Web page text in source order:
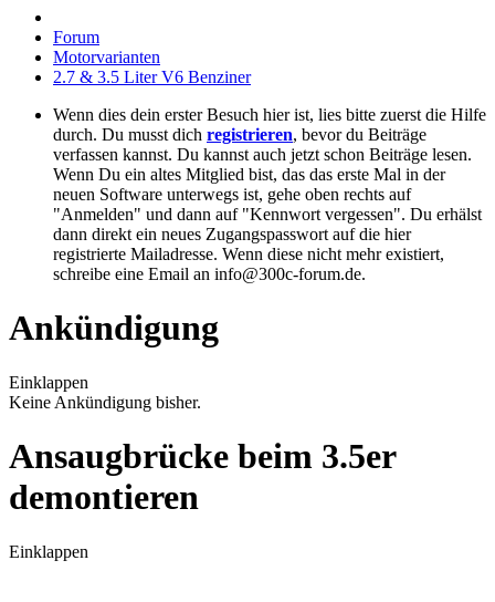
Forum
Motorvarianten
2.7 & 3.5 Liter V6 Benziner
Wenn dies dein erster Besuch hier ist, lies bitte zuerst die Hilfe
durch. Du musst dich registrieren, bevor du Beiträge
verfassen kannst. Du kannst auch jetzt schon Beiträge lesen.
Wenn Du ein altes Mitglied bist, das das erste Mal in der
neuen Software unterwegs ist, gehe oben rechts auf
"Anmelden" und dann auf "Kennwort vergessen". Du erhälst
dann direkt ein neues Zugangspasswort auf die hier
registrierte Mailadresse. Wenn diese nicht mehr existiert,
schreibe eine Email an info@300c-forum.de.
Ankündigung
Einklappen
Keine Ankündigung bisher.
Ansaugbrücke beim 3.5er
demontieren
Einklappen